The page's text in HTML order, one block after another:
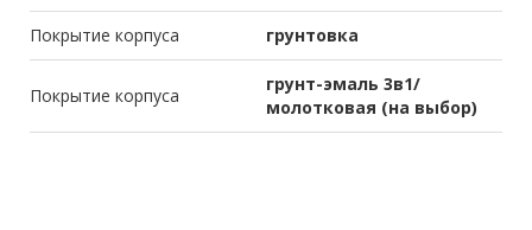
Покрытие корпуса грунтовка
Покрытие корпуса
грунт-эмаль 3в1/
молотковая (на выбор)